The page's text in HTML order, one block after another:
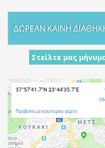
Στείλτε μας